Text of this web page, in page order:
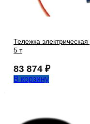
Тележка
5 т
83 874 ₽
В корзину